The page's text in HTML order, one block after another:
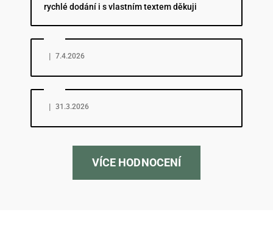
rychlé dodání i s vlastním textem děkuji
Hodnocení obchodu je 5 z 5 hvězdiček.
| 7.4.2026
Hodnocení obchodu je 5 z 5 hvězdiček.
| 31.3.2026
VÍCE HODNOCENÍ